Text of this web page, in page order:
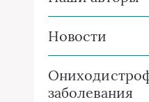
Новости
заболевания